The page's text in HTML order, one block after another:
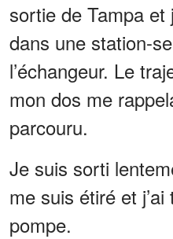
sortie de Tampa
dans une station-
l’échangeur. Le
mon dos me
parcouru.
Je suis sorti
me suis étiré et
pompe.